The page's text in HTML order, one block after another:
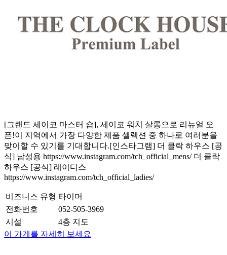
[그랜드 세이코 마스터 숍], 세이코 워치 살롱으로 리뉴얼 오
픈!이 지역에서 가장 다양한 제품 셀렉션 중 하나로 여러분을
맞이할 수 있기를 기대합니다.[인스타그램] 더 클락 하우스 [공
식] 남성용 https://www.instagram.com/tch_official_mens/ 더 클락
하우스 [공식] 레이디스
https://www.instagram.com/tch_official_ladies/
비즈니스 유형 타이머
전화번호
052-505-3969
시설
4층 지도
이 가게를 자세히 보세요